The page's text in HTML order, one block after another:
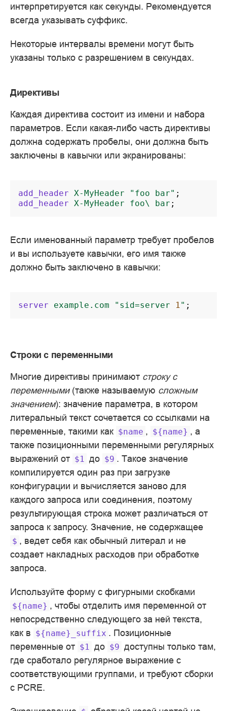
интерпретируется как секунды. Рекомендуется
всегда указывать суффикс.
Некоторые интервалы времени могут быть
указаны только с разрешением в секундах.
Директивы
Каждая директива состоит из имени и набора
параметров. Если какая-либо часть директивы
должна содержать пробелы, они должна быть
заключены в кавычки или экранированы:
add_header X-MyHeader "foo bar" ;
add_header
X-MyHeader foo\ bar ;
Если именованный параметр требует пробелов
и вы используете кавычки, его имя также
должно быть заключено в кавычки:
server example.com "sid=server 1 " ;
Строки с переменными
Многие директивы принимают строку с
переменными(также называемую сложным
значением): значение параметра, в котором
литеральный текст сочетается со ссылками на
переменные, такими как $name , ${name} , а
также позиционными переменными регулярных
выражений от $1 до $9 . Такое значение
компилируется один раз при загрузке
конфигурации и вычисляется заново для
каждого запроса или соединения, поэтому
результирующая строка может различаться от
запроса к запросу. Значение, не содержащее
$ , ведет себя как обычный литерал и не
создает накладных расходов при обработке
запроса.
Используйте форму с фигурными скобками
${name} , чтобы отделить имя переменной от
непосредственно следующего за ней текста,
как в ${name}_suffix . Позиционные
переменные от $1 до $9 доступны только там,
где сработало регулярное выражение с
соответствующими группами, и требуют сборки
с PCRE.